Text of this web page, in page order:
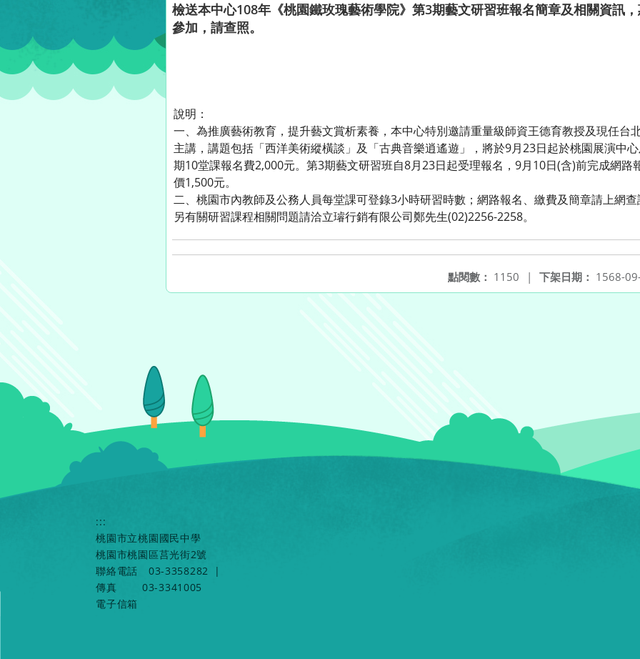
檢送本中心108年《桃園鐵玫瑰藝術學院》第3期藝文研習班報名簡章及相關資訊
參加，請查照。
說明：
一、為推廣藝術教育，提升藝文賞析素養，本中心特別邀請重量級師資王德育教授及現任台
主講，講題包括「西洋美術縱橫談」及「古典音樂逍遙遊」，將於9月23日起於桃園展演中
期10堂課報名費2,000元。第3期藝文研習班自8月23日起受理報名，9月10日(含)前完成網路
價1,500元。
二、桃園市內教師及公務人員每堂課可登錄3小時研習時數；網路報名、繳費及簡章請上網
另有關研習課程相關問題請洽立璿行銷有限公司鄭先生(02)2256-2258。
下架日期： 1568-
點閱數： 1150 |
:::
桃園市立桃園國民中學
桃園市桃園區莒光街2號
聯絡電話
03-3358282
|
傳真
03-3341005
電子信箱